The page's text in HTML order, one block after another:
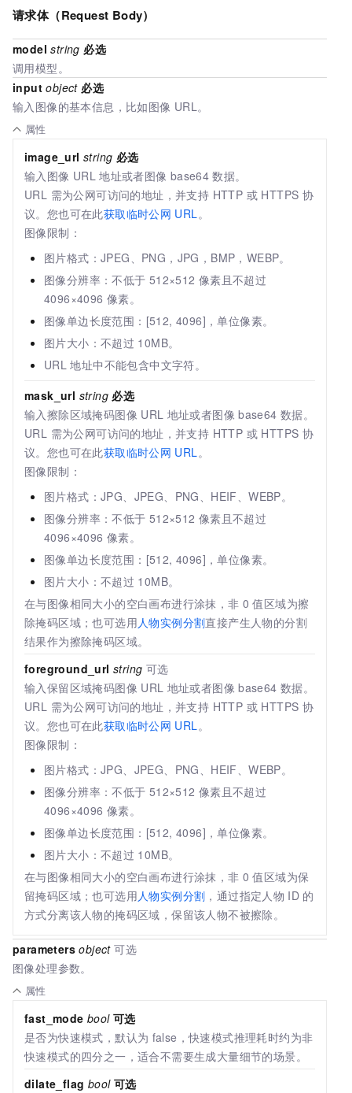
请求体（Request Body）
modelstring 必选
调用模型。
inputobject 必选
输入图像的基本信息，比如图像 URL。
属性
image_url string 必选
输入图像 URL 地址或者图像 base64 数据。
URL 需为公网可访问的地址，并支持 HTTP 或 HTTPS 协
议。 您也可在此获取临时公网 URL。
图像限制：
图片格式：JPEG、PNG，JPG，BMP，WEBP。
图像分辨率：不低于 512×512 像素且不超过
4096×4096 像素。
图像单边长度范围：[512, 4096]，单位像素。
图片大小：不超过 10MB。
URL 地址中不能包含中文字符。
mask_url string 必选
输入擦除区域掩码图像 URL 地址或者图像 base64 数据。
URL 需为公网可访问的地址，并支持 HTTP 或 HTTPS 协
议。 您也可在此获取临时公网 URL。
图像限制：
图片格式：JPG、JPEG、PNG、HEIF、WEBP。
图像分辨率：不低于 512×512 像素且不超过
4096×4096 像素。
图像单边长度范围：[512, 4096]，单位像素。
图片大小：不超过 10MB。
在与图像相同大小的空白画布进行涂抹，非 0 值区域为擦
除掩码区域；也可选用人物实例分割直接产生人物的分割
结果作为擦除掩码区域。
foreground_url string 可选
输入保留区域掩码图像 URL 地址或者图像 base64 数据。
URL 需为公网可访问的地址，并支持 HTTP 或 HTTPS 协
议。 您也可在此获取临时公网 URL。
图像限制：
图片格式：JPG、JPEG、PNG、HEIF、WEBP。
图像分辨率：不低于 512×512 像素且不超过
4096×4096 像素。
图像单边长度范围：[512, 4096]，单位像素。
图片大小：不超过 10MB。
在与图像相同大小的空白画布进行涂抹，非 0 值区域为保
留掩码区域；也可选用人物实例分割 ，通过指定人物 ID 的
方式分离该人物的掩码区域，保留该人物不被擦除。
parametersobject可选
图像处理参数。
属性
fast_mode bool可选
是否为快速模式，默认为 false，快速模式推理耗时约为非
快速模式的四分之一，适合不需要生成大量细节的场景。
dilate_flag bool可选